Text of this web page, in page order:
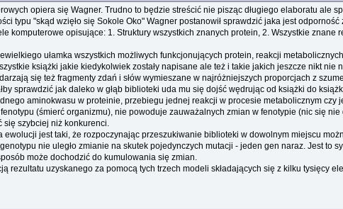
opiera się Wagner. Trudno to będzie streścić nie pisząc długiego elaboratu ale
typu "skąd wzięło się Sokole Oko" Wagner postanowił sprawdzić jaka jest odporność
komputerowe opisujące: 1. Struktury wszystkich znanych protein, 2. Wszystkie
ułamka wszystkich możliwych funkcjonujących protein, reakcji
książki jakie kiedykolwiek zostały napisane ale też i takie jakich jeszcze nikt
się też fragmenty zdań i słów wymieszane w najróżniejszych proporcjach z
sprawdzić jak daleko w głąb biblioteki uda mu się dojść wędrując od książki do
aminokwasu w proteinie, przebiegu jednej reakcji w procesie metabolicznym
(śmierć organizmu), nie powoduje zauważalnych zmian w fenotypie (nic się
szybciej niż konkurenci.
jest taki, że rozpoczynając przeszukiwanie biblioteki w dowolnym miejscu
nie uległo zmianie na skutek pojedynczych mutacji - jeden gen naraz. Jest to
może dochodzić do kumulowania się zmian.
rezultatu uzyskanego za pomocą tych trzech modeli składających się z kilku tysięcy